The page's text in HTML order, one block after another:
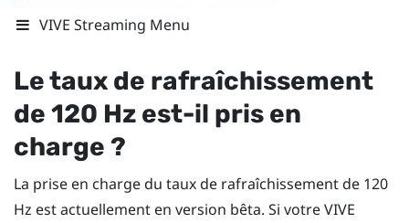
VIVE Streaming Menu
Le taux de rafraîchissement
de 120 Hz est-il pris en
charge ?
La prise en charge du taux de rafraîchissement de 120
Hz est actuellement en version bêta. Si votreVIVE